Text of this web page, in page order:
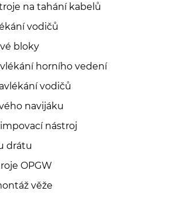
na tahání kabelů
vodičů
bloky
horního vedení
vodičů
navijáku
nástroj
drátu
OPGW
věže